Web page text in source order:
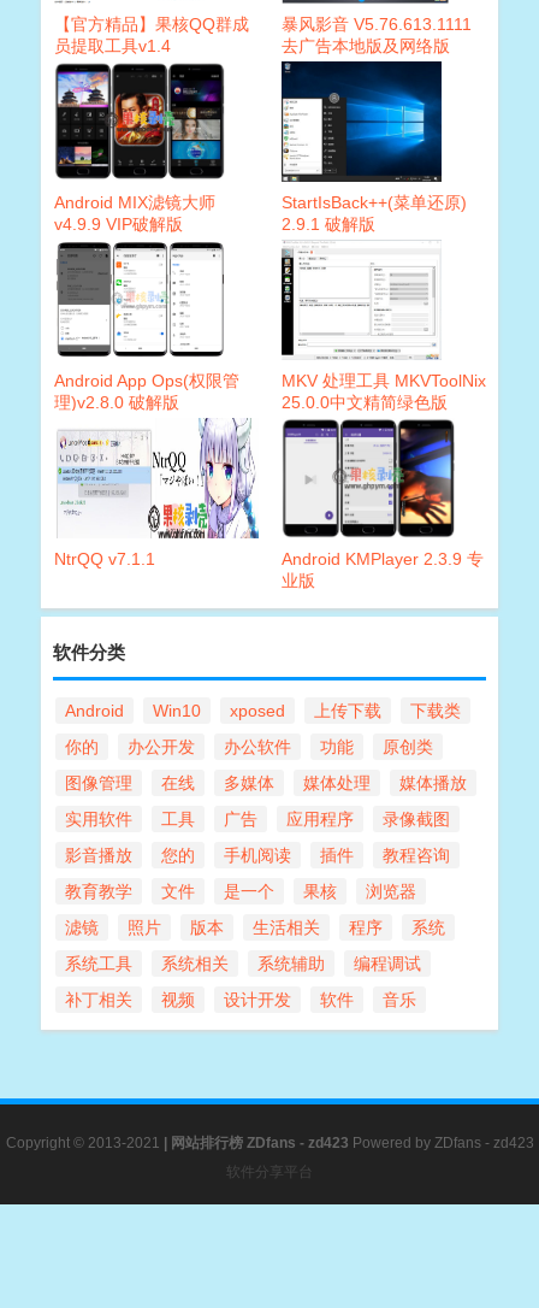
【官方精品】果核QQ群成
员提取工具v1.4
暴风影音 V5.76.613.1111
去广告本地版及网络版
Android MIX滤镜大师
v4.9.9 VIP破解版
StartIsBack++(菜单还原)
2.9.1 破解版
Android App Ops(权限管
理)v2.8.0 破解版
MKV 处理工具 MKVToolNix
25.0.0中文精简绿色版
NtrQQ v7.1.1
Android KMPlayer 2.3.9 专
业版
软件分类
Android Win10 xposed 上传下载
下载类
你的
办公开发 办公软件 功能
原创类
图像管理
在线 多媒体 媒体处理
媒体播放
实用软件
工具 广告 应用程序
录像截图
影音播放
您的 手机阅读 插件
教程咨询
教育教学
文件 是一个 果核
浏览器
滤镜
照片 版本 生活相关 程序
系统
系统工具
系统相关 系统辅助
编程调试
补丁相关
视频 设计开发 软件 音乐
Copyright © 2013-2021 | 网站排行榜ZDfans - zd423 Powered by ZDfans - zd423
软件分享平台